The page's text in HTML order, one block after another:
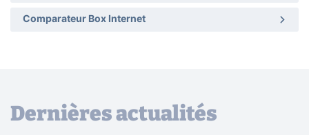
Comparateur Box Internet
Dernières actualités